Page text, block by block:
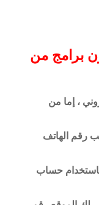
برامج من
، إما من
رقم الهاتف
حساب